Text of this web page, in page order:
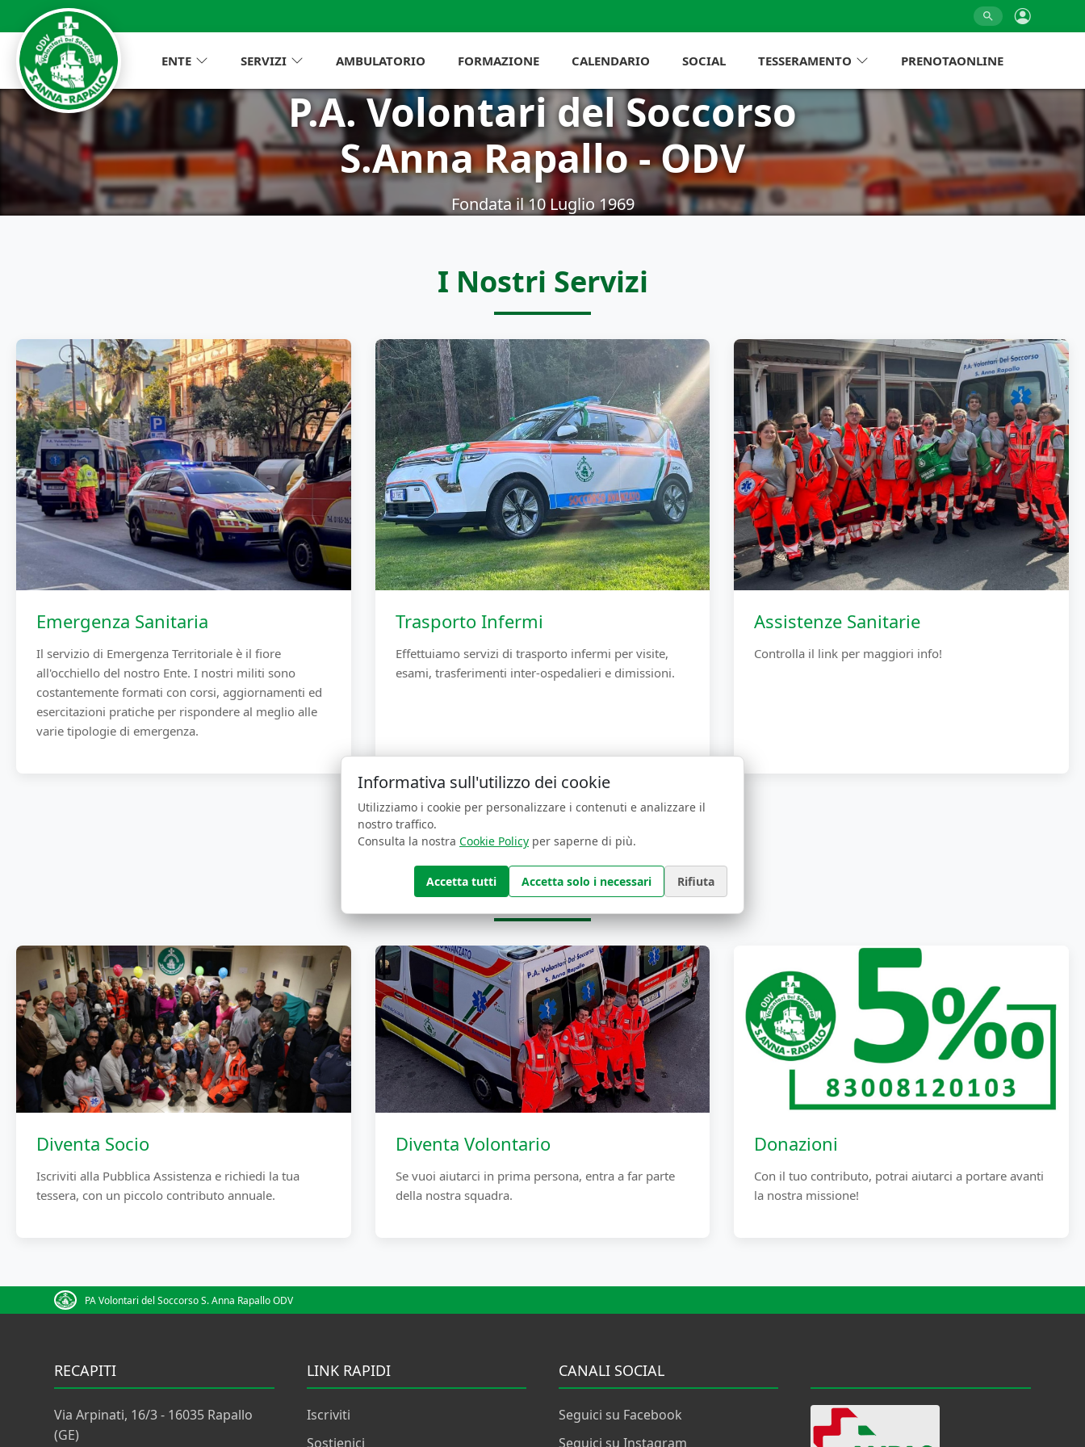
ENTE SERVIZI AMBULATORIO FORMAZIONE CALENDARIO SOCIAL TESSERAMENTO PRENOTAONLINE
P.A. Volontari del Soccorso
S.Anna Rapallo - ODV
Fondata il 10 Luglio 1969
I Nostri Servizi
Emergenza Sanitaria
Il servizio di Emergenza Territoriale è il fiore
all'occhiello del nostro Ente. I nostri militi sono
costantemente formati con corsi, aggiornamenti ed
esercitazioni pratiche per rispondere al meglio alle
varie tipologie di emergenza.
Trasporto Infermi
Effettuiamo servizi di trasporto infermi per visite,
esami, trasferimenti inter-ospedalieri e dimissioni.
Assistenze Sanitarie
Controlla il link per maggiori info!
Sostienici
Diventa Socio
Iscriviti alla Pubblica Assistenza e richiedi la tua
tessera, con un piccolo contributo annuale.
Diventa Volontario
Se vuoi aiutarci in prima persona, entra a far parte
della nostra squadra.
Donazioni
Con il tuo contributo, potrai aiutarci a portare avanti
la nostra missione!
PA Volontari del Soccorso S. Anna Rapallo ODV
RECAPITI
Via Arpinati, 16/3 - 16035 Rapallo
(GE)
LINK RAPIDI
Iscriviti
Sostienici
CANALI SOCIAL
Seguici su Facebook
Seguici su Instagram
Informativa sull'utilizzo dei cookie
Utilizziamo i cookie per personalizzare i contenuti e analizzare il
nostro traffico.
Consulta la nostra Cookie Policy per saperne di più.
Accetta tutti Accetta solo i necessari Rifiuta